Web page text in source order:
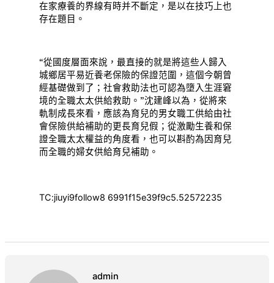
在家療養的界線有時并不斷定，是以在技巧上也
存在題目。
“從國度層面來說，最直接的就是將這些人歸入
城鄉居平易近養老保險的保證范圍，這個今朝曾
經基礎做到了；社會救助法也可認為墮入生涯窘
境的全職太太供給救助。”沈建峰以為，從將來
軌制成長來看，應該為育兒的男女職工供給由社
會保險供給補助的更長育兒假；從激勵生養和保
證全職太太權益的角度看，也可以斟酌為因育兒
而全職的婦女供給育兒補助。
TC:jiuyi9follow8 6991f15e39f9c5.52572235
admin